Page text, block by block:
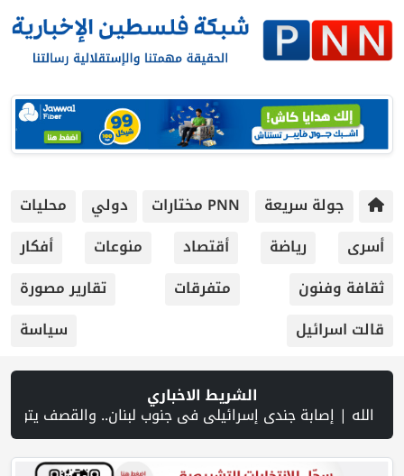
جولة سريعة PNN مختارات دولي
محليات
أسرى
رياضة أقتصاد منوعات
أفكار
ثقافة وفنون
متفرقات
تقارير مصورة
قالت اسرائيل
سياسة
الشريط الاخباري
اقتحام الاحتلال قرية المغير شمال شرق رام الله | منظمة التحرير: منظمة إسرائيلية توفر دعمًا للمستوطنين المتهمين